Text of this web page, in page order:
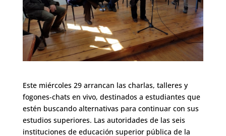
Este miércoles 29 arrancan las charlas, talleres y
fogones-chats en vivo, destinados a estudiantes que
estén buscando alternativas para continuar con sus
estudios superiores. Las autoridades de las seis
instituciones de educación superior pública de la